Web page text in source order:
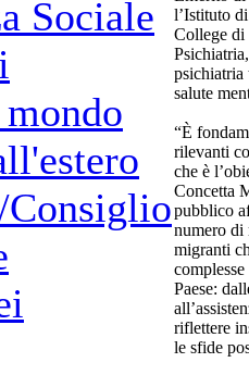
Sociale
Consiglio
l’Istituto
College di
psichiatria
salute
“È
rilevanti
che è
Concetta
pubblico
numero di
migranti
Paese:
riflettere
le sfide